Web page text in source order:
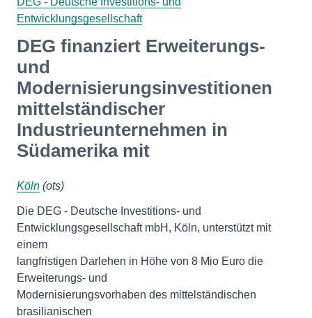
Entwicklungsgesellschaft
DEG finanziert Erweiterungs-
und
Modernisierungsinvestitionen
mittelständischer
Industrieunternehmen in
Südamerika mit
Köln (ots)
Die DEG - Deutsche Investitions- und
Entwicklungsgesellschaft mbH, Köln, unterstützt mit
einem
langfristigen Darlehen in Höhe von 8 Mio Euro die
Erweiterungs- und
Modernisierungsvorhaben des mittelständischen
brasilianischen